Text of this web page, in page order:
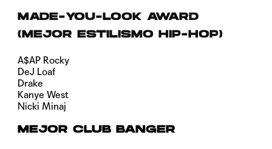
MADE-YOU-LOOK AWARD
(MEJOR ESTILISMO HIP-HOP)
A$AP Rocky
DeJ Loaf
Drake
Kanye West
Nicki Minaj
MEJOR CLUB BANGER